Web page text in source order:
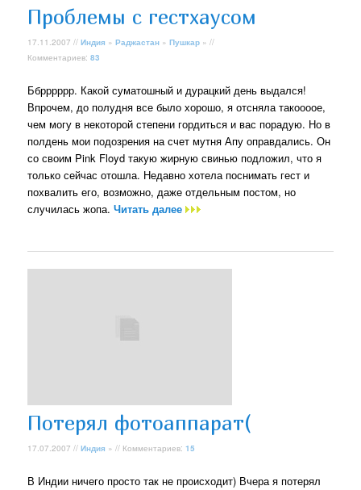
Проблемы с гестхаусом
17.11.2007 //Индия »Раджастан »Пушкар » //
Комментариев:83
Ббрррррр. Какой суматошный и дурацкий день выдался!
Впрочем, до полудня все было хорошо, я отсняла такоооое,
чем могу в некоторой степени гордиться и вас порадую. Но в
полдень мои подозрения на счет мутня Апу оправдались. Он
со своим Pink Floyd такую жирную свинью подложил, что я
только сейчас отошла. Недавно хотела поснимать гест и
похвалить его, возможно, даже отдельным постом, но
случилась жопа.Читать далее
Потерял фотоаппарат(
17.07.2007 //Индия » // Комментариев:15
В Индии ничего просто так не происходит) Вчера я потерял